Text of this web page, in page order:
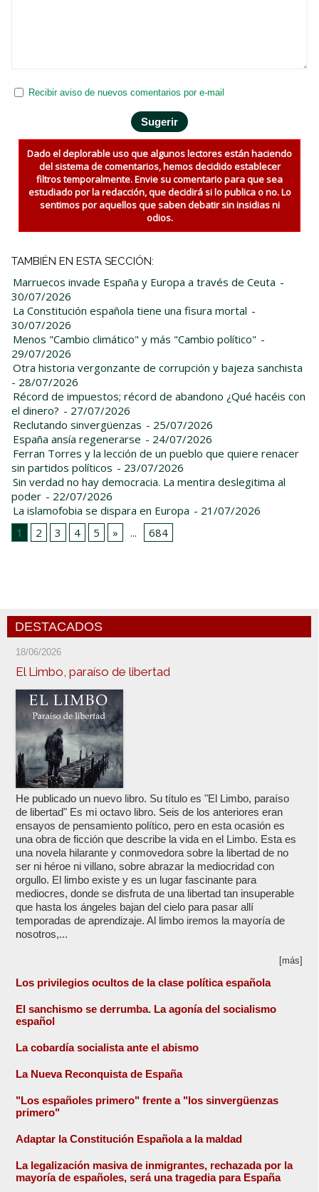
Recibir aviso de nuevos comentarios por e-mail
Dado el deplorable uso que algunos lectores están haciendo
del sistema de comentarios, hemos decidido establecer
filtros temporalmente. Envie su comentario para que sea
estudiado por la redacción, que decidirá si lo publica o no. Lo
sentimos por aquellos que saben debatir sin insidias ni
odios.
TAMBIÉN EN ESTA SECCIÓN:
Marruecos invade España y Europa a través de Ceuta -
30/07/2026
La Constitución española tiene una fisura mortal -
30/07/2026
Menos "Cambio climático" y más "Cambio político" -
29/07/2026
Otra historia vergonzante de corrupción y bajeza sanchista
- 28/07/2026
Récord de impuestos; récord de abandono ¿Qué hacéis con
el dinero? - 27/07/2026
Reclutando sinvergüenzas - 25/07/2026
España ansía regenerarse - 24/07/2026
Ferran Torres y la lección de un pueblo que quiere renacer
sin partidos políticos - 23/07/2026
Sin verdad no hay democracia. La mentira deslegitima al
poder - 22/07/2026
La islamofobia se dispara en Europa - 21/07/2026
1
2 3 4 5 » ... 684
DESTACADOS
18/06/2026
El Limbo, paraíso de libertad
He publicado un nuevo libro. Su título es "El Limbo, paraíso
de libertad" Es mi octavo libro. Seis de los anteriores eran
ensayos de pensamiento político, pero en esta ocasión es
una obra de ficción que describe la vida en el Limbo. Esta es
una novela hilarante y conmovedora sobre la libertad de no
ser ni héroe ni villano, sobre abrazar la mediocridad con
orgullo. El limbo existe y es un lugar fascinante para
mediocres, donde se disfruta de una libertad tan insuperable
que hasta los ángeles bajan del cielo para pasar allí
temporadas de aprendizaje. Al limbo iremos la mayoría de
nosotros,...
[más]
Los privilegios ocultos de la clase política española
El sanchismo se derrumba. La agonía del socialismo
español
La cobardía socialista ante el abismo
La Nueva Reconquista de España
"Los españoles primero" frente a "los sinvergüenzas
primero"
Adaptar la Constitución Española a la maldad
La legalización masiva de inmigrantes, rechazada por la
mayoría de españoles, será una tragedia para España